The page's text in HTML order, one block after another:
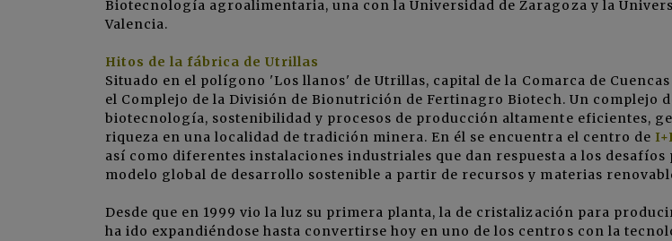
Biotecnología agroalimentaria, una con la Universidad de Zaragoza y la
Valencia.
Hitos de la fábrica de Utrillas
Situado en el polígono 'Los llanos' de Utrillas, capital de la Comarca de
el Complejo de la División de Bionutrición de Fertinagro Biotech. Un complejo
biotecnología, sostenibilidad y procesos de producción altamente eficientes,
riqueza en una localidad de tradición minera. En él se encuentra el centro de
así como diferentes instalaciones industriales que dan respuesta a los
modelo global de desarrollo sostenible a partir de recursos y materias
Desde que en 1999 vio la luz su primera planta, la de cristalización para
ha ido expandiéndose hasta convertirse hoy en uno de los centros con la